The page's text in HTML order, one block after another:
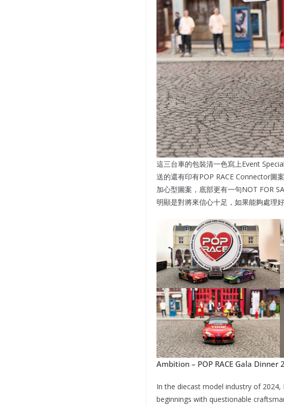
這三台車的包裝清一色寫上Event
送的還有印有POP RACE Connector圖
加心型圖案，底部更有一句NOT FOR
明顯是對將來信心十足，如果能夠處理
Ambition – POP RACE Gala Dinner
In the diecast model industry of
beginnings with questionable